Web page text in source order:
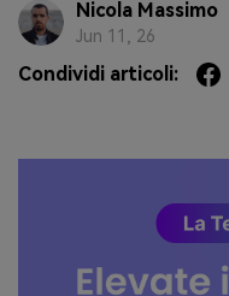
Nicola Massimo
Jun 11, 26
Condividi articoli: